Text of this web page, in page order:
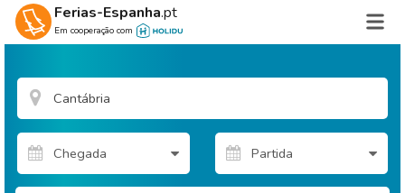
Ferias-Espanha.pt
Em cooperação com